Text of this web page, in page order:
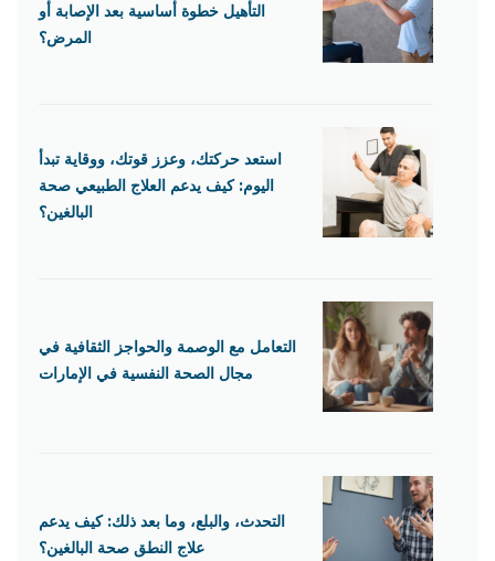
التأهيل خطوة أساسية بعد الإصابة أو
المرض؟
استعد حركتك، وعزز قوتك، ووقاية تبدأ
اليوم: كيف يدعم العلاج الطبيعي صحة
البالغين؟
التعامل مع الوصمة والحواجز الثقافية في
مجال الصحة النفسية في الإمارات
التحدث، والبلع، وما بعد ذلك: كيف يدعم
علاج النطق صحة البالغين؟